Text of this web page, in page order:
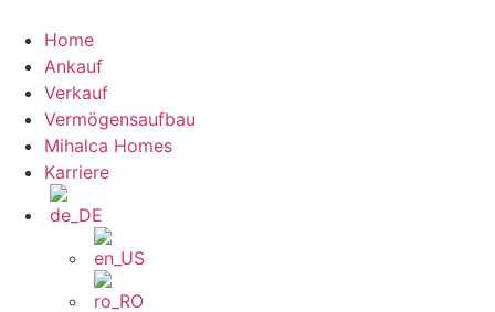
Inhalt
wechseln
Home
Ankauf
Verkauf
Vermögensaufbau
Mihalca Homes
Karriere